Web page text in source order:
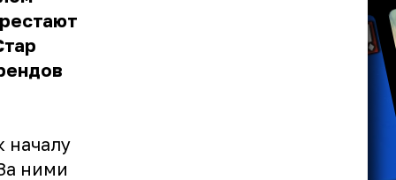
началу
ними